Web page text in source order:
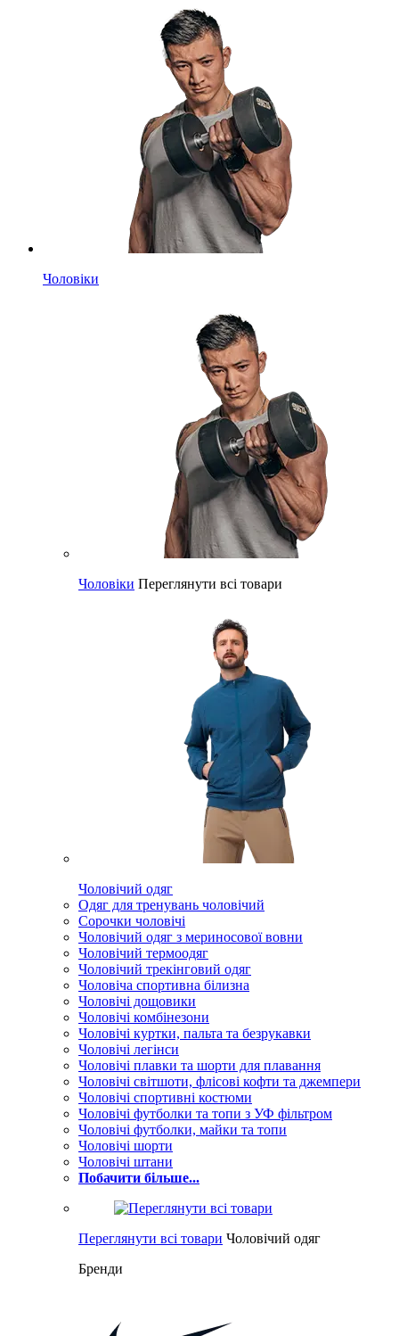
Чоловіки
Чоловіки Переглянути всі товари
Чоловічий одяг
Одяг для тренувань чоловічий
Сорочки чоловічі
Чоловічий одяг з мериносової вовни
Чоловічий термоодяг
Чоловічий трекінговий одяг
Чоловіча спортивна білизна
Чоловічі дощовики
Чоловічі комбінезони
Чоловічі куртки, пальта та безрукавки
Чоловічі легінси
Чоловічі плавки та шорти для плавання
Чоловічі світшоти, флісові кофти та джемпери
Чоловічі спортивні костюми
Чоловічі футболки та топи з УФ фільтром
Чоловічі футболки, майки та топи
Чоловічі шорти
Чоловічі штани
Побачити більше...
Переглянути всі товари Чоловічий одяг
Бренди